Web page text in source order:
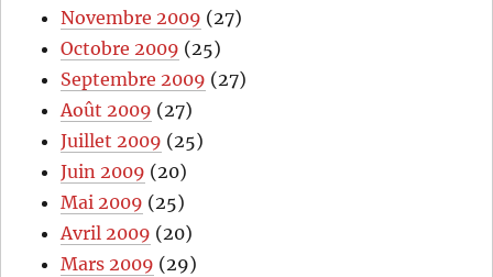
Novembre 2009 (27)
Octobre 2009 (25)
Septembre 2009 (27)
Août 2009 (27)
Juillet 2009 (25)
Juin 2009 (20)
Mai 2009 (25)
Avril 2009 (20)
Mars 2009 (29)